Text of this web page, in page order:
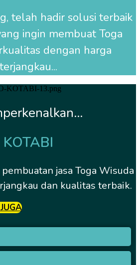
telah hadir solusi terbaik
ingin membuat Toga
dengan harga
terjangkau...
KOTABI
jasa Toga Wisuda
dan kualitas terbaik.